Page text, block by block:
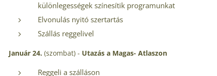
különlegességek színesítik programunkat
Elvonulás nyitó szertartás
Szállás reggelivel
Január 24. (szombat) - Utazás a Magas- Atlaszon
Reggeli a szálláson